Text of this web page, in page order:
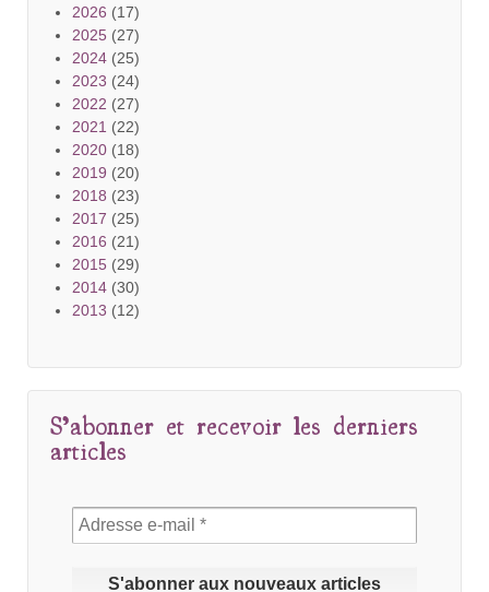
2026 (17)
2025 (27)
2024 (25)
2023 (24)
2022 (27)
2021 (22)
2020 (18)
2019 (20)
2018 (23)
2017 (25)
2016 (21)
2015 (29)
2014 (30)
2013 (12)
S’abonner et recevoir les derniers
articles